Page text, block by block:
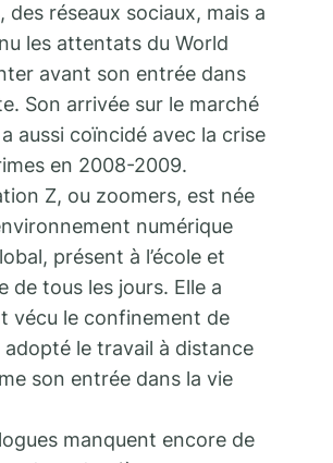
des réseaux sociaux, mais a
les attentats du World
avant son entrée dans
Son arrivée sur le marché
aussi coïncidé avec la crise
en 2008-2009.
Z, ou zoomers, est née
numérique
présent à l’école et
de tous les jours. Elle a
vécu le confinement de
le travail à distance
son entrée dans la vie
manquent encore de